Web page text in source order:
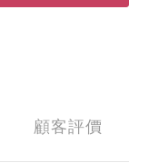
顧客評價